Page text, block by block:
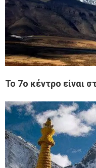
Το 7ο κέντρο είναι